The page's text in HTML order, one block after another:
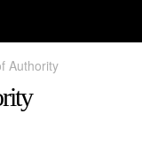
Authority